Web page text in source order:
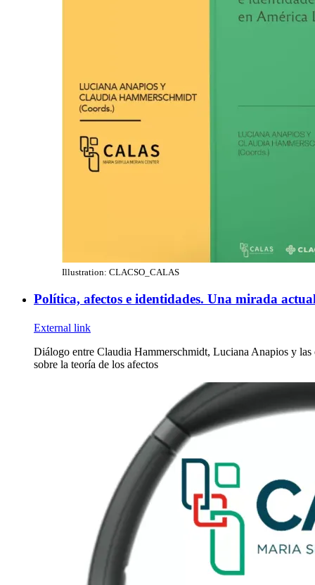
Illustration: CLACSO_CALAS
Política, afectos e identidades. Una mirada
External link
Diálogo entre Claudia Hammerschmidt, Luciana Anapios y
sobre la teoría de los afectos